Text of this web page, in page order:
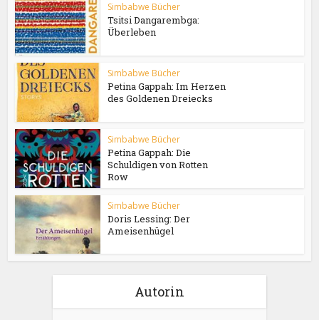
Simbabwe Bücher
Tsitsi Dangarembga:
Überleben
Simbabwe Bücher
Petina Gappah: Im Herzen
des Goldenen Dreiecks
Simbabwe Bücher
Petina Gappah: Die
Schuldigen von Rotten
Row
Simbabwe Bücher
Doris Lessing: Der
Ameisenhügel
Autorin